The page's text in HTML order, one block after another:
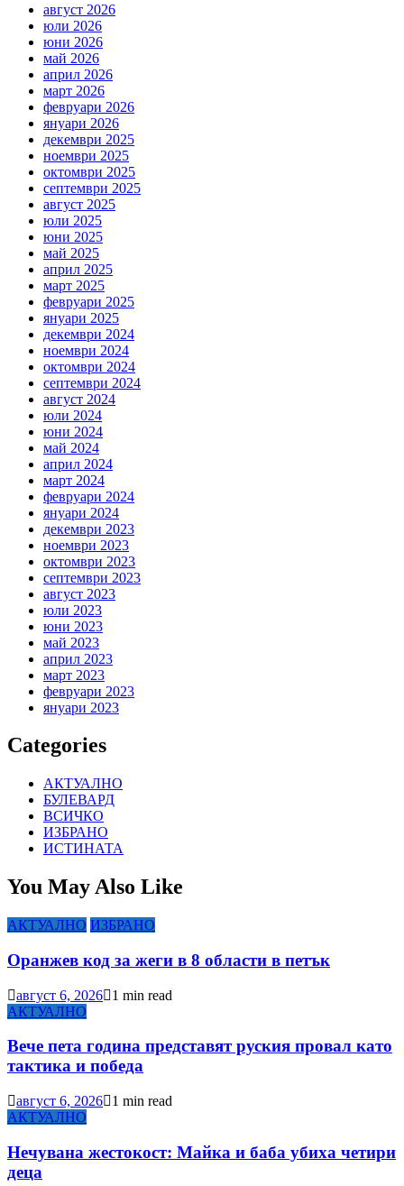
август 2026
юли 2026
юни 2026
май 2026
април 2026
март 2026
февруари 2026
януари 2026
декември 2025
ноември 2025
октомври 2025
септември 2025
август 2025
юли 2025
юни 2025
май 2025
април 2025
март 2025
февруари 2025
януари 2025
декември 2024
ноември 2024
октомври 2024
септември 2024
август 2024
юли 2024
юни 2024
май 2024
април 2024
март 2024
февруари 2024
януари 2024
декември 2023
ноември 2023
октомври 2023
септември 2023
август 2023
юли 2023
юни 2023
май 2023
април 2023
март 2023
февруари 2023
януари 2023
Categories
АКТУАЛНО
БУЛЕВАРД
ВСИЧКО
ИЗБРАНО
ИСТИНАТА
You May Also Like
АКТУАЛНО ИЗБРАНО
Оранжев код за жеги в 8 области в петък
август 6, 2026
1 min read
АКТУАЛНО
Вече пета година представят руския провал като
тактика и победа
август 6, 2026
1 min read
АКТУАЛНО
Нечувана жестокост: Майка и баба убиха четири
деца